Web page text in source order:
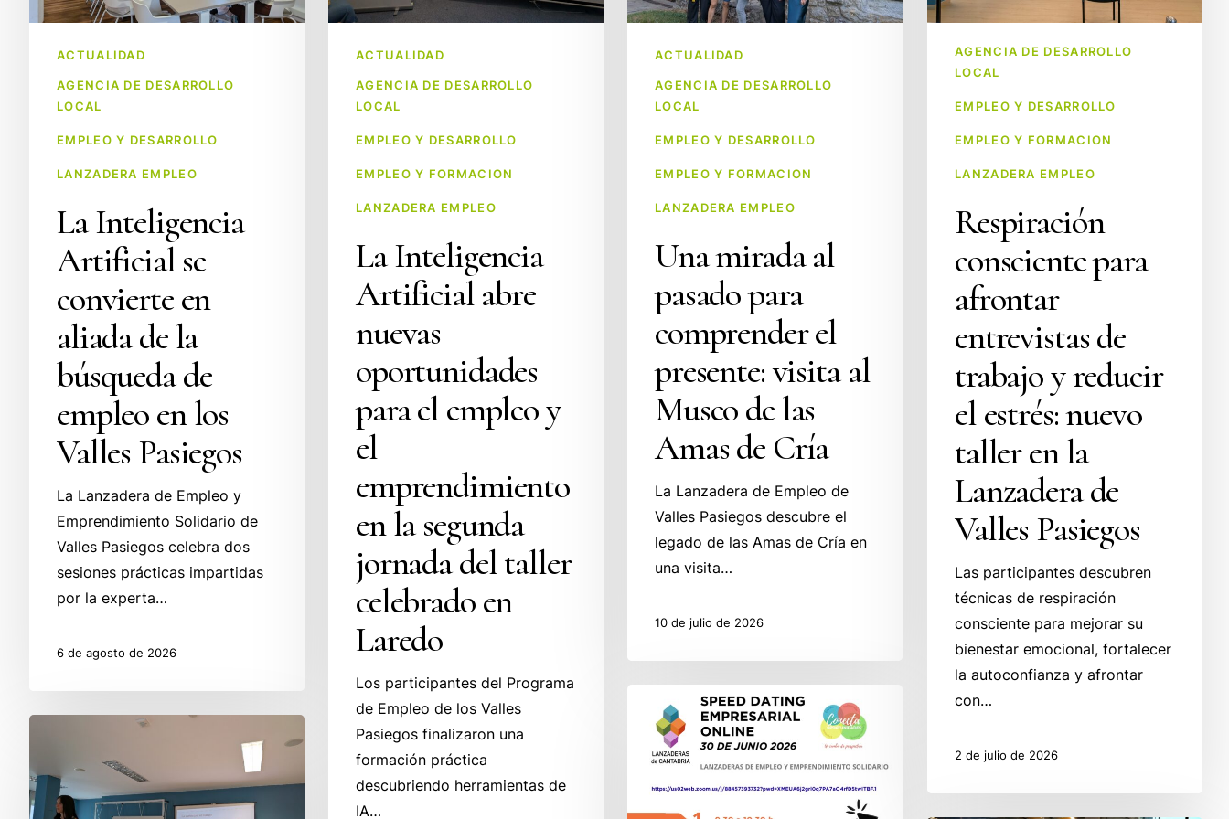
de
búsqueda
empleo
Pasiegos
ACTUALIDAD
AGENCIA DE DESARROLLO
LOCAL
EMPLEO Y DESARROLLO
LANZADERA EMPLEO
La Inteligencia
Artificial se
convierte en
aliada de la
búsqueda de
empleo en los
Valles Pasiegos
La Lanzadera de Empleo y
Emprendimiento Solidario de
Valles Pasiegos celebra dos
sesiones prácticas impartidas
por la experta…
6 de agosto de 2026
el
emprendimiento
jornada
taller
celebrado
Laredo
ACTUALIDAD
AGENCIA DE DESARROLLO
LOCAL
EMPLEO Y DESARROLLO
EMPLEO Y FORMACION
LANZADERA EMPLEO
La Inteligencia
Artificial abre
nuevas
oportunidades
para el empleo y
el
emprendimiento
en la segunda
jornada del taller
celebrado en
Laredo
Los participantes del Programa
de Empleo de los Valles
Pasiegos finalizaron una
formación práctica
descubriendo herramientas de
IA…
presente:
Museo
ACTUALIDAD
AGENCIA DE DESARROLLO
LOCAL
EMPLEO Y DESARROLLO
EMPLEO Y FORMACION
LANZADERA EMPLEO
Una mirada al
pasado para
comprender el
presente: visita al
Museo de las
Amas de Cría
La Lanzadera de Empleo de
Valles Pasiegos descubre el
legado de las Amas de Cría en
una visita…
10 de julio de 2026
y
nuevo
taller
Lanzadera
Valles
Pasiegos
AGENCIA DE DESARROLLO
LOCAL
EMPLEO Y DESARROLLO
EMPLEO Y FORMACION
LANZADERA EMPLEO
Respiración
consciente para
afrontar
entrevistas de
trabajo y reducir
el estrés: nuevo
taller en la
Lanzadera de
Valles Pasiegos
Las participantes descubren
técnicas de respiración
consciente para mejorar su
bienestar emocional, fortalecer
la autoconfianza y afrontar
con…
2 de julio de 2026
Rueda
Competencias
de
Valles